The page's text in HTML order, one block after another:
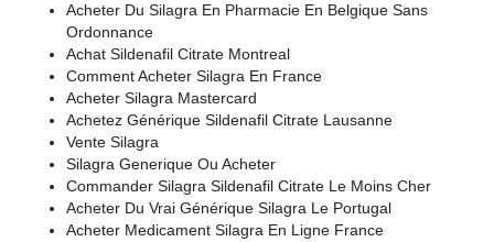
Acheter Du Silagra En Pharmacie En Belgique Sans
Ordonnance
Achat Sildenafil Citrate Montreal
Comment Acheter Silagra En France
Acheter Silagra Mastercard
Achetez Générique Sildenafil Citrate Lausanne
Vente Silagra
Silagra Generique Ou Acheter
Commander Silagra Sildenafil Citrate Le Moins Cher
Acheter Du Vrai Générique Silagra Le Portugal
Acheter Medicament Silagra En Ligne France